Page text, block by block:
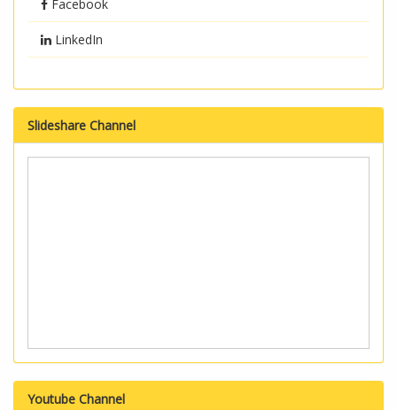
Facebook
LinkedIn
Slideshare Channel
Youtube Channel